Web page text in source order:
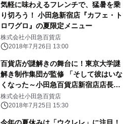
気軽に味わえるフレンチで、猛暑を乗
り切ろう！ 小田急新宿店『カフェ・ト
ロワグロ』の夏限定メニュー
株式会社小田急百貨店
2018年7月26日 13:00
百貨店が謎解きの舞台に！東京大学謎
解き制作集団が監修 「そして彼はいな
くなった～小田急百貨店新宿店店長失
踪事件～」開催
株式会社小田急百貨店
2018年7月25日 15:30